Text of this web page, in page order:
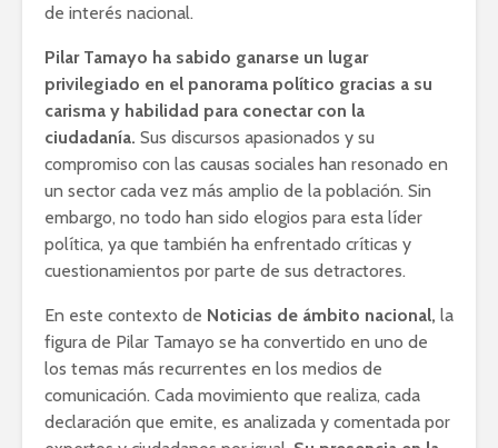
de interés nacional.
Pilar Tamayo ha sabido ganarse un lugar
privilegiado en el panorama político gracias a su
carisma y habilidad para conectar con la
ciudadanía. Sus discursos apasionados y su
compromiso con las causas sociales han resonado en
un sector cada vez más amplio de la población. Sin
embargo, no todo han sido elogios para esta líder
política, ya que también ha enfrentado críticas y
cuestionamientos por parte de sus detractores.
En este contexto de Noticias de ámbito nacional, la
figura de Pilar Tamayo se ha convertido en uno de
los temas más recurrentes en los medios de
comunicación. Cada movimiento que realiza, cada
declaración que emite, es analizada y comentada por